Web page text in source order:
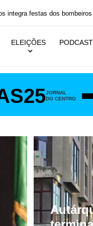
integra festas dos bombeiros
ELEIÇÕES PODCAST
JORNAL
DO CENTRO